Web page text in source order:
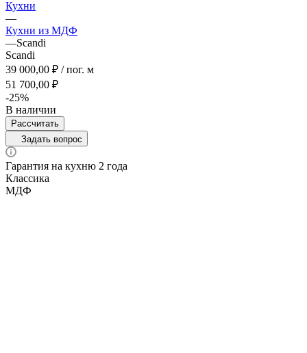
Кухни
—
Кухни из МДФ
—Scandi
Scandi
39 000,00 ₽ / пог. м
51 700,00 ₽
-25%
В наличии
Рассчитать
Задать вопрос
Гарантия на кухню 2 года
Классика
МДФ